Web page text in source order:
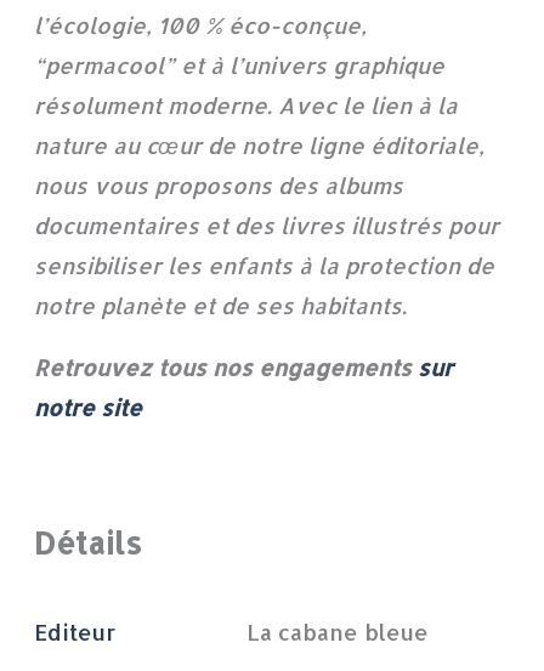
l’écologie, 100 % éco-conçue,
“permacool” et à l’univers graphique
résolument moderne. Avec le lien à la
nature au cœur de notre ligne éditoriale,
nous vous proposons des albums
documentaires et des livres illustrés pour
sensibiliser les enfants à la protection de
notre planète et de ses habitants.
Retrouvez tous nos engagements sur
notre site
Détails
Editeur La cabane bleue